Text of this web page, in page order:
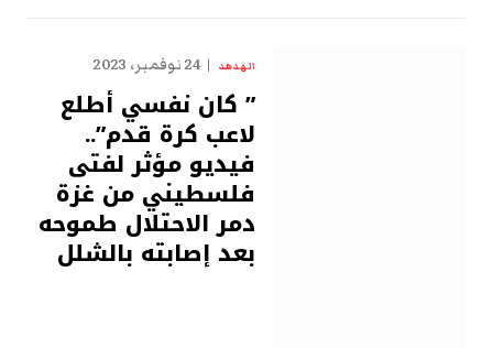
الهدهد 24 نوفمبر، 2023
” كان نفسي أطلع
لاعب كرة قدم”..
فيديو مؤثر لفتى
فلسطيني من غزة
دمر الاحتلال طموحه
بعد إصابته بالشلل